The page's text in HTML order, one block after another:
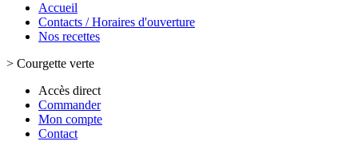
Accueil
Contacts / Horaires d'ouverture
Nos recettes
> Courgette verte
Accès direct
Commander
Mon compte
Contact